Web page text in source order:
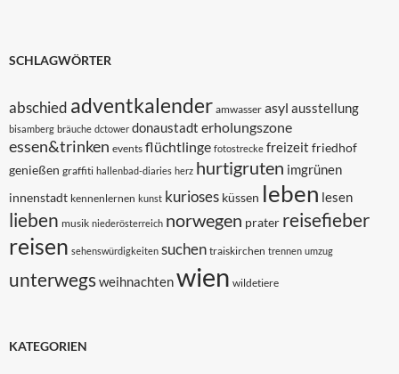
SCHLAGWÖRTER
abschied adventkalender amwasser asyl ausstellung
bisamberg bräuche dctower donaustadt erholungszone
essen&trinken events flüchtlinge fotostrecke freizeit friedhof
genießen graffiti hallenbad-diaries herz hurtigruten imgrünen
innenstadt kennenlernen kunst kurioses küssen leben lesen
lieben musik niederösterreich norwegen prater reisefieber
reisen sehenswürdigkeiten suchen traiskirchen trennen umzug
unterwegsweihnachtenwien wildetiere
KATEGORIEN